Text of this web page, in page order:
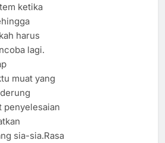
ketika
harus
lagi.
muat yang
penyelesaian
sia-sia.Rasa